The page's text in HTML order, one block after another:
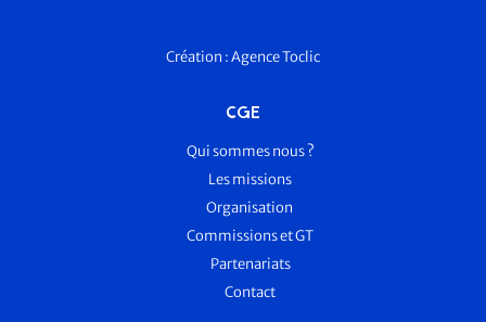
Création :Agence Toclic
CGE
Qui sommes nous ?
Les missions
Organisation
Commissions et GT
Partenariats
Contact